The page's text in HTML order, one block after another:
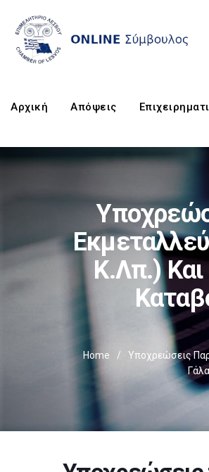
Αρχική Απόψεις
Κ.λπ.)
Home /
Υποχρεώσεις